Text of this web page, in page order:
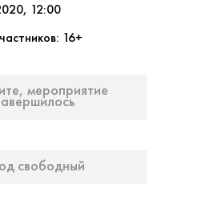
12:00
16+
мероприятие
свободный